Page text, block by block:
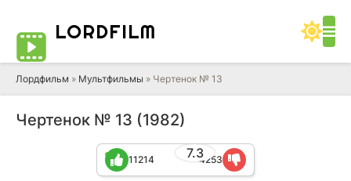
LORDFILM
Лордфильм » Мультфильмы » Чертенок № 13
Чертенок № 13 (1982)
7.3
11214 4253